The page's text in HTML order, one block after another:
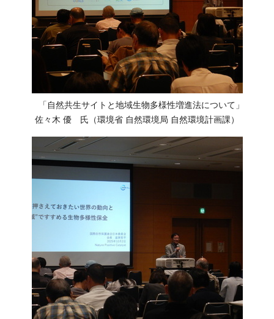
「自然共生サイトと地域生物多様性増進法について」
佐々木 優 氏（環境省 自然環境局 自然環境計画課）